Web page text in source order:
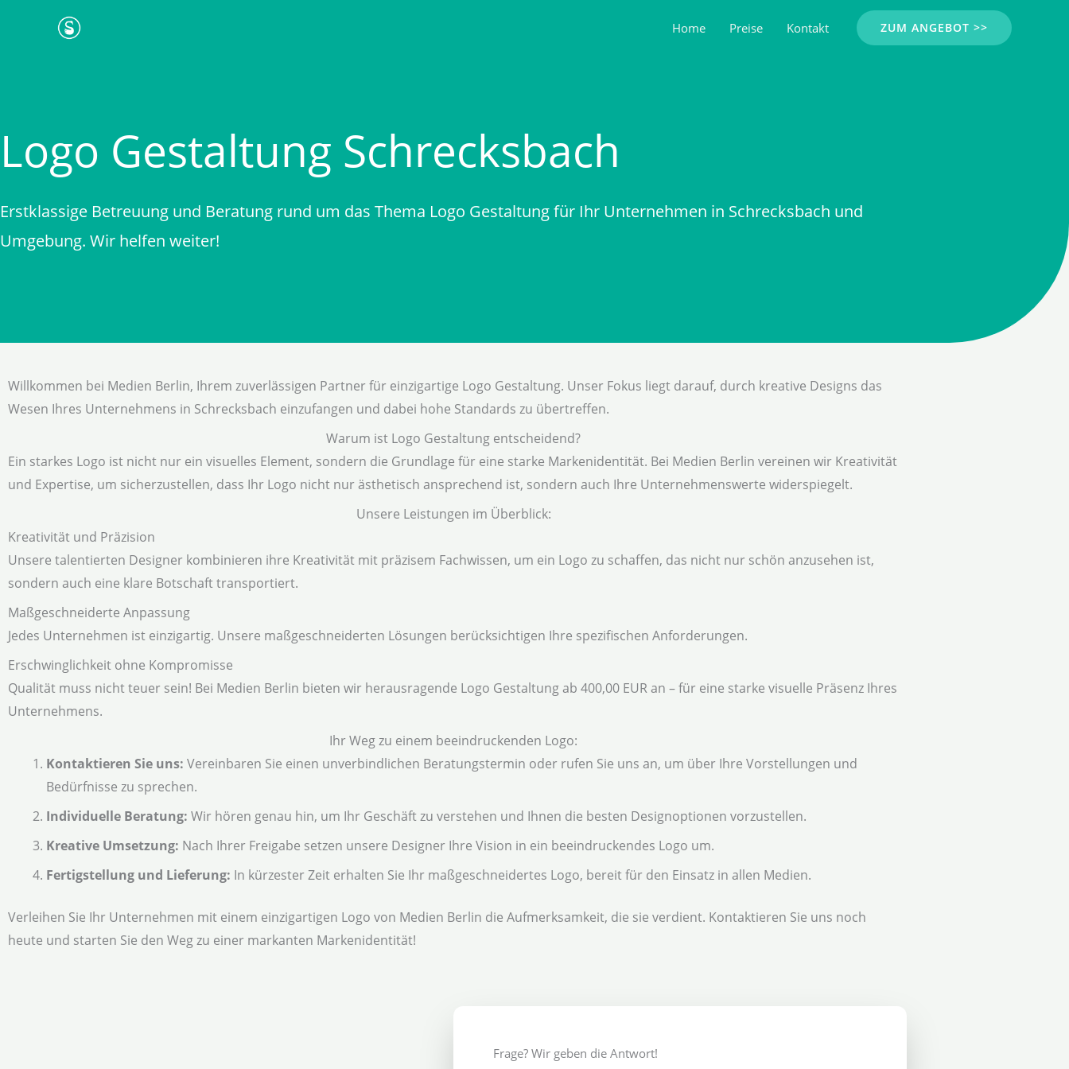
Home Preise Kontakt ZUM ANGEBOT >>
Logo Gestaltung Schrecksbach
Erstklassige Betreuung und Beratung rund um das Thema Logo Gestaltung für Ihr Unternehmen in Schrecksbach und
Umgebung. Wir helfen weiter!
Willkommen bei Medien Berlin, Ihrem zuverlässigen Partner für einzigartige Logo Gestaltung. Unser Fokus liegt darauf, durch kreative Designs das
Wesen Ihres Unternehmens in Schrecksbach einzufangen und dabei hohe Standards zu übertreffen.
Warum ist Logo Gestaltung entscheidend?
Ein starkes Logo ist nicht nur ein visuelles Element, sondern die Grundlage für eine starke Markenidentität. Bei Medien Berlin vereinen wir Kreativität
und Expertise, um sicherzustellen, dass Ihr Logo nicht nur ästhetisch ansprechend ist, sondern auch Ihre Unternehmenswerte widerspiegelt.
Unsere Leistungen im Überblick:
Kreativität und Präzision
Unsere talentierten Designer kombinieren ihre Kreativität mit präzisem Fachwissen, um ein Logo zu schaffen, das nicht nur schön anzusehen ist,
sondern auch eine klare Botschaft transportiert.
Maßgeschneiderte Anpassung
Jedes Unternehmen ist einzigartig. Unsere maßgeschneiderten Lösungen berücksichtigen Ihre spezifischen Anforderungen.
Erschwinglichkeit ohne Kompromisse
Qualität muss nicht teuer sein! Bei Medien Berlin bieten wir herausragende Logo Gestaltung ab 400,00 EUR an – für eine starke visuelle Präsenz Ihres
Unternehmens.
Ihr Weg zu einem beeindruckenden Logo:
Kontaktieren Sie uns: Vereinbaren Sie einen unverbindlichen Beratungstermin oder rufen Sie uns an, um über Ihre Vorstellungen und
Bedürfnisse zu sprechen.
Individuelle Beratung: Wir hören genau hin, um Ihr Geschäft zu verstehen und Ihnen die besten Designoptionen vorzustellen.
Kreative Umsetzung: Nach Ihrer Freigabe setzen unsere Designer Ihre Vision in ein beeindruckendes Logo um.
Fertigstellung und Lieferung: In kürzester Zeit erhalten Sie Ihr maßgeschneidertes Logo, bereit für den Einsatz in allen Medien.
Verleihen Sie Ihr Unternehmen mit einem einzigartigen Logo von Medien Berlin die Aufmerksamkeit, die sie verdient. Kontaktieren Sie uns noch
heute und starten Sie den Weg zu einer markanten Markenidentität!
Frage? Wir geben die Antwort!